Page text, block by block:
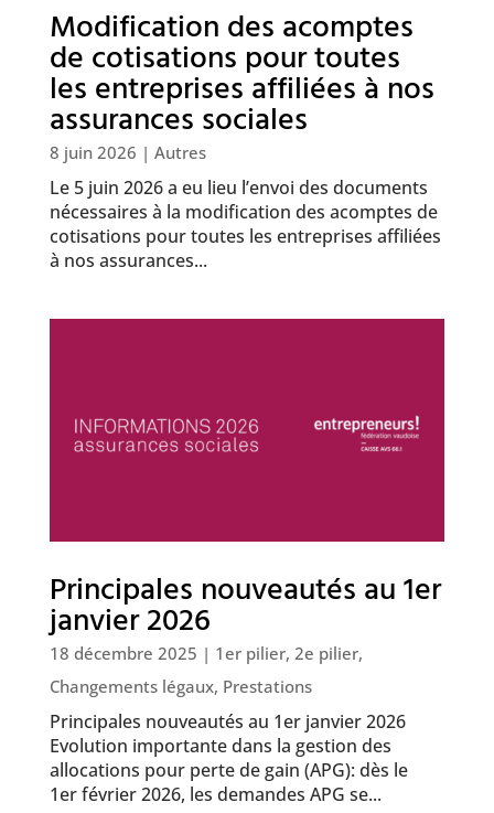
Modification des acomptes
de cotisations pour toutes
les entreprises affiliées à nos
assurances sociales
8 juin 2026 | Autres
Le 5 juin 2026 a eu lieu l’envoi des documents
nécessaires à la modification des acomptes de
cotisations pour toutes les entreprises affiliées
à nos assurances...
Principales nouveautés au 1er
janvier 2026
18 décembre 2025 | 1er pilier, 2e pilier,
Changements légaux, Prestations
Principales nouveautés au 1er janvier 2026
Evolution importante dans la gestion des
allocations pour perte de gain (APG): dès le
1er février 2026, les demandes APG se...